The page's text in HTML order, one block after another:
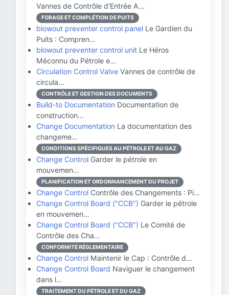
Vannes de Contrôle d'Entrée A…
FORAGE ET COMPLÉTION DE PUITS
blowout preventer control panel Le Gardien du
Puits : Compren…
blowout preventer control unit Le Héros
Méconnu du Pétrole e…
Circulation Control Valve Vannes de contrôle de
circula…
CONTRÔLE ET GESTION DES DOCUMENTS
Build-to Documentation Documentation de
construction…
Change Documentation La documentation des
changeme…
CONDITIONS SPÉCIFIQUES AU PÉTROLE ET AU GAZ
Change Control Garder le pétrole en
mouvemen…
PLANIFICATION ET ORDONNANCEMENT DU PROJET
Change Control Contrôle des Changements : Pi…
Change Control Board ("CCB") Garder le pétrole
en mouvemen…
Change Control Board ("CCB") Le Comité de
Contrôle des Cha…
CONFORMITÉ RÉGLEMENTAIRE
Change Control Maintenir le Cap : Contrôle d…
Change Control Board Naviguer le changement
dans l…
TRAITEMENT DU PÉTROLE ET DU GAZ